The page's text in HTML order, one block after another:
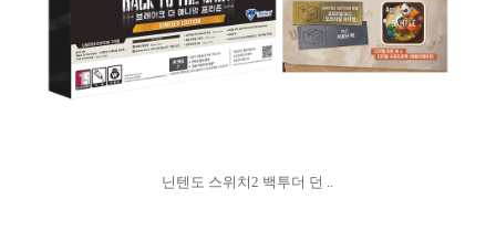
닌텐도 스위치2 백투더 던 ..